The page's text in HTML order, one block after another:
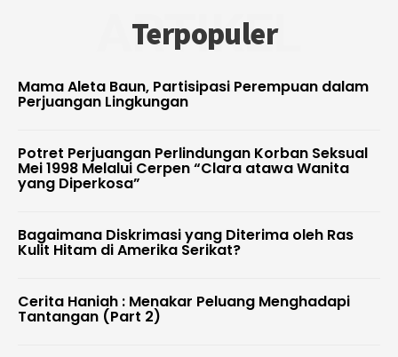
Terpopuler
ARTIKEL
Mama Aleta Baun, Partisipasi Perempuan dalam
Perjuangan Lingkungan
Potret Perjuangan Perlindungan Korban Seksual
Mei 1998 Melalui Cerpen “Clara atawa Wanita
yang Diperkosa”
Bagaimana Diskrimasi yang Diterima oleh Ras
Kulit Hitam di Amerika Serikat?
Cerita Haniah : Menakar Peluang Menghadapi
Tantangan (Part 2)